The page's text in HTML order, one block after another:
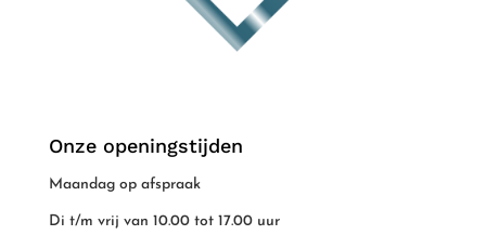
Onze openingstijden
Maandag op afspraak
Di t/m vrij van 10.00 tot 17.00 uur